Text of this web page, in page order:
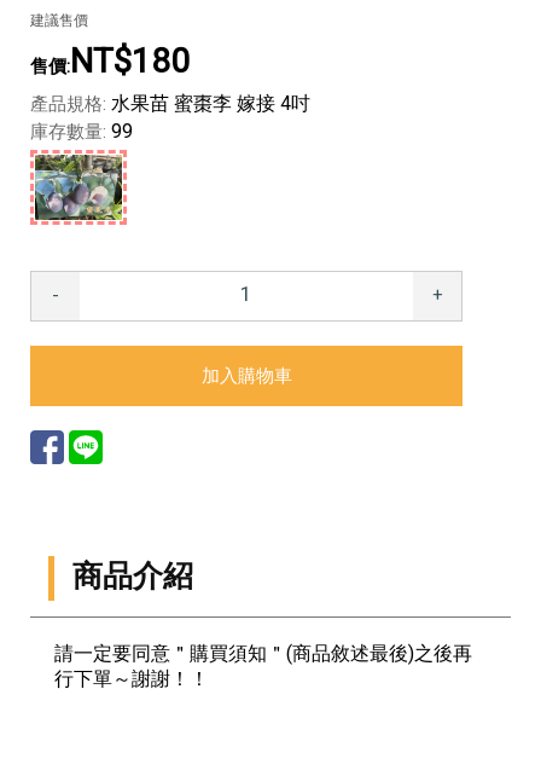
建議售價
NT$180
產品規格: 水果苗 蜜棗李 嫁接 4吋
庫存數量: 99
- +
商品介紹
請一定要同意＂購買須知＂(商品敘述最後)之後再
行下單～謝謝！！